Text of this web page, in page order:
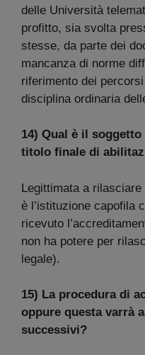
delle Università
profitto, sia svolta
stesse, da parte dei
mancanza di norme
riferimento dei
disciplina ordinaria
14) Qual è il
titolo finale di
Legittimata a
è l’istituzione capofila
ricevuto
non ha potere per
legale).
15) La procedura di
oppure questa varrà
successivi?